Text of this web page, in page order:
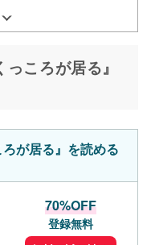
ころが居る』
が居る』を読める
70%OFF
登録無料